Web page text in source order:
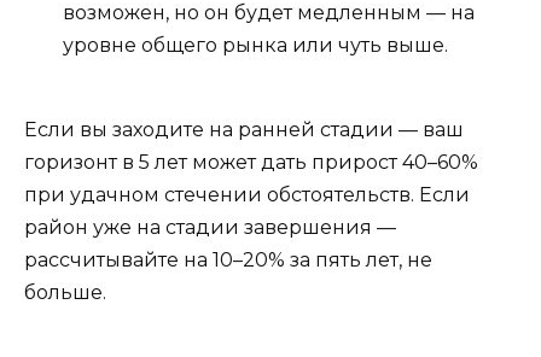
возможен, но он будет медленным — на
уровне общего рынка или чуть выше.
Если вы заходите на ранней стадии — ваш
горизонт в 5 лет может дать прирост 40–60%
при удачном стечении обстоятельств. Если
район уже на стадии завершения —
рассчитывайте на 10–20% за пять лет, не
больше.